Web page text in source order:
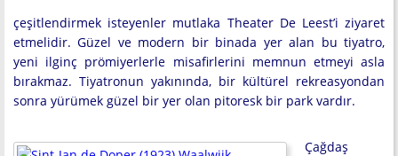
çeşitlendirmek isteyenler mutlaka Theater De Leest’i ziyaret
etmelidir. Güzel ve modern bir binada yer alan bu tiyatro,
yeni ilginç prömiyerlerle misafirlerini memnun etmeyi asla
bırakmaz. Tiyatronun yakınında, bir kültürel rekreasyondan
sonra yürümek güzel bir yer olan pitoresk bir park vardır.
Çağdaş